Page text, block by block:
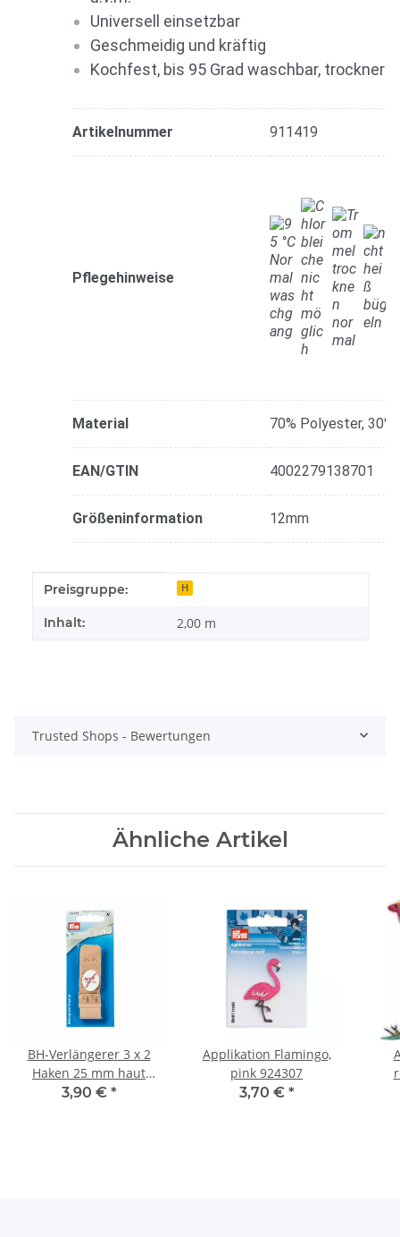
Universell einsetzbar
Geschmeidig und kräftig
Kochfest, bis 95 Grad waschbar,
Artikelnummer 911419
Pflegehinweise
Material 70% Polyester, 30%
EAN/GTIN 4002279138701
Größeninformation 12mm
Produkteigenschaft
Wert
Preisgruppe: H
Inhalt: 2,00 m
Trusted Shops - Bewertungen
Ähnliche Artikel
BH-Verlängerer 3 x 2
Haken 25 mm haut
992132
3,90 € *
Applikation Flamingo,
pink 924307
3,70 € *